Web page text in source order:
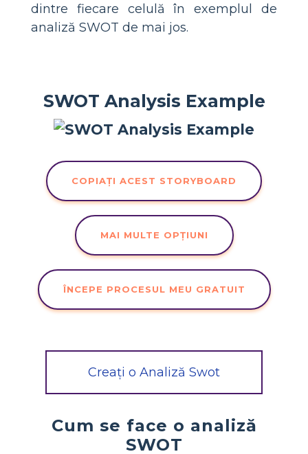
dintre fiecare celulă în exemplul de
analiză SWOT de mai jos.
SWOT Analysis Example
COPIAȚI ACEST STORYBOARD
MAI MULTE OPȚIUNI
ÎNCEPE PROCESUL MEU GRATUIT
Creați o Analiză Swot
Cum se face o analiză
SWOT